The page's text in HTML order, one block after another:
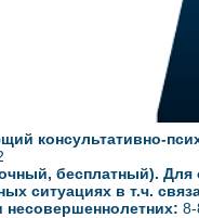
консультативно-
бесплатный). Для
ситуациях в т.ч.
несовершеннолетних: